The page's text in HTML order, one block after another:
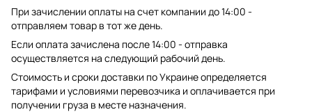
При зачислении оплаты на счет компании до 14:00 -
отправляем товар в тот же день.
Если оплата зачислена после 14:00 - отправка
осуществляется на следующий рабочий день.
Стоимость и сроки доставки по Украине определяется
тарифами и условиями перевозчика и оплачивается при
получении груза в месте назначения.